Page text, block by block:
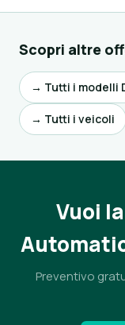
Scopri altre
→ Tutti i modelli
→ Tutti i veicoli
Vuoi
Preventivo